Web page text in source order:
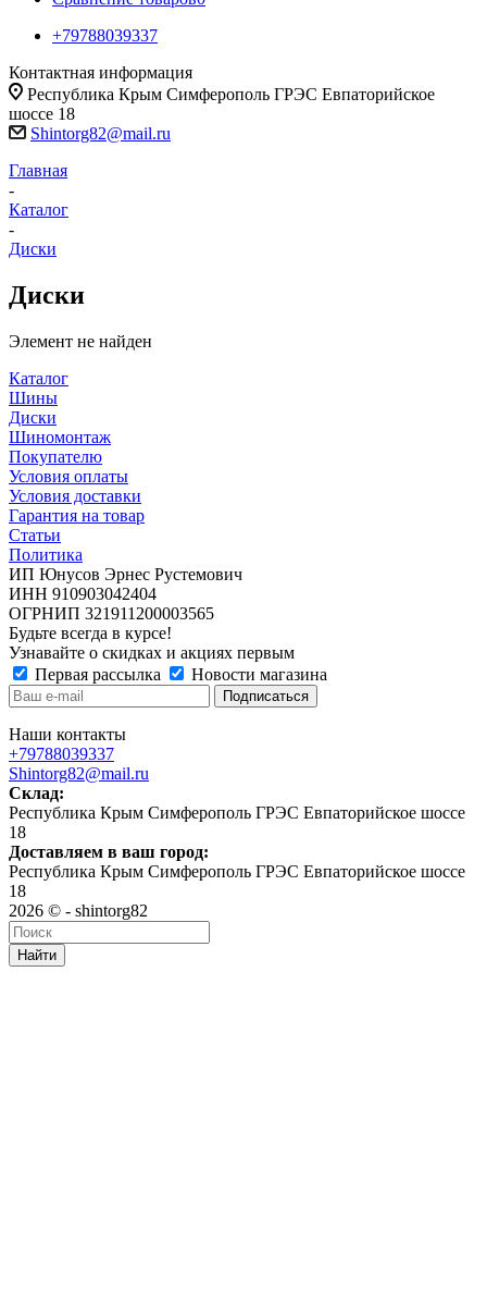
+79788039337
Контактная информация
Республика Крым Симферополь ГРЭС Евпаторийское
шоссе 18
Shintorg82@mail.ru
Главная
-
Каталог
-
Диски
Диски
Элемент не найден
Каталог
Шины
Диски
Шиномонтаж
Покупателю
Условия оплаты
Условия доставки
Гарантия на товар
Статьи
Политика
ИП Юнусов Эрнес Рустемович
ИНН 910903042404
ОГРНИП 321911200003565
Будьте всегда в курсе!
Узнавайте о скидках и акциях первым
Первая рассылка
Новости магазина
Наши контакты
+79788039337
Shintorg82@mail.ru
Склад:
Республика Крым Симферополь ГРЭС Евпаторийское шоссе
18
Доставляем в ваш город:
Республика Крым Симферополь ГРЭС Евпаторийское шоссе
18
2026 © - shintorg82
Найти